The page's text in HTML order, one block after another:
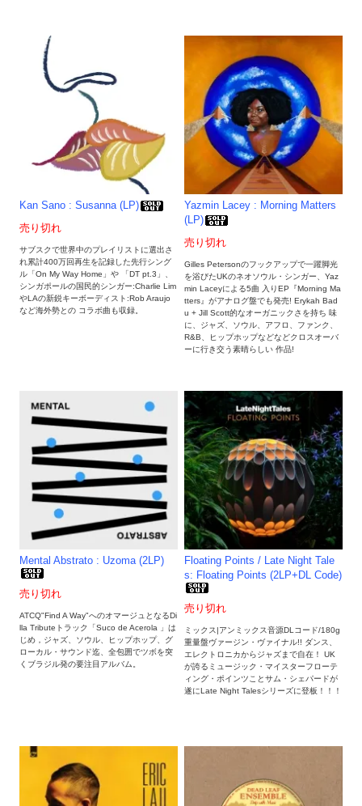
Kan Sano : Susanna (LP)
売り切れ
サブスクで世界中のプレイリストに選出さ
れ累計400万回再生を記録した先行シング
ル「On My Way Home」や 「DT pt.3」、
シンガポールの国民的シンガー:Charlie Lim
やLAの新鋭キーボーディスト:Rob Araujo
など海外勢との コラボ曲も収録。
Yazmin Lacey : Morning Matters
(LP)
売り切れ
Gilles Petersonのフックアップで一躍脚光
を浴びたUKのネオソウル・シンガー、Yaz
min Laceyによる5曲 入りEP『Morning Ma
tters』がアナログ盤でも発売! Erykah Bad
u + Jill Scott的なオーガニックさを持ち 味
に、ジャズ、ソウル、アフロ、ファンク、
R&B、ヒップホップなどなどクロスオーバ
ーに行き交う素晴らしい 作品!
Mental Abstrato : Uzoma (2LP)
売り切れ
ATCQ"Find A Way"へのオマージュとなるDi
lla Tributeトラック「Suco de Acerola 」は
じめ，ジャズ、ソウル、ヒップホップ、グ
ローカル・サウンド迄、全包囲でツボを突
くブラジル発の要注目アルバム。
Floating Points / Late Night Tale
s: Floating Points (2LP+DL Code)
売り切れ
ミックス|アンミックス音源DLコード/180g
重量盤ヴァージン・ヴァイナル!! ダンス、
エレクトロニカからジャズまで自在！ UK
が誇るミュージック・マイスターフローテ
ィング・ポインツことサム・シェパードが
遂にLate Night Talesシリーズに登板！！！